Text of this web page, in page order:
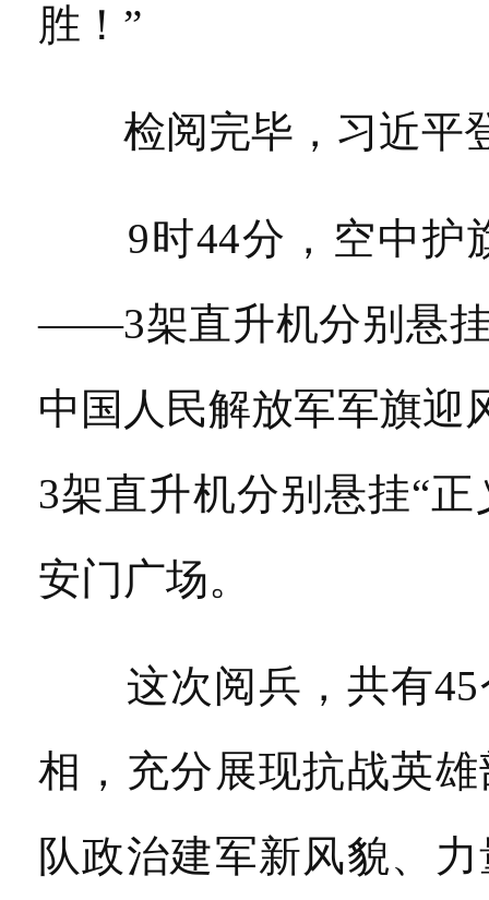
胜！”
检阅完毕，习近平
9时44分，空中护旗
——3架直升机分别悬挂
中国人民解放军军旗迎
3架直升机分别悬挂“
安门广场。
这次阅兵，共有45
相，充分展现抗战英
队政治建军新风貌、